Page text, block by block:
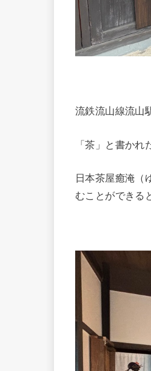
流鉄流山線流山
「茶」と書か
日本茶屋癒淹（
むことができる